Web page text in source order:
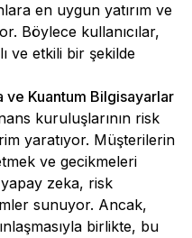
en uygun yatırım ve
Böylece kullanıcılar,
ve etkili bir şekilde
ve Kuantum Bilgisayarlar
kuruluşlarının risk
yaratıyor. Müşterilerin
ve gecikmeleri
zeka, risk
sunuyor. Ancak,
birlikte, bu